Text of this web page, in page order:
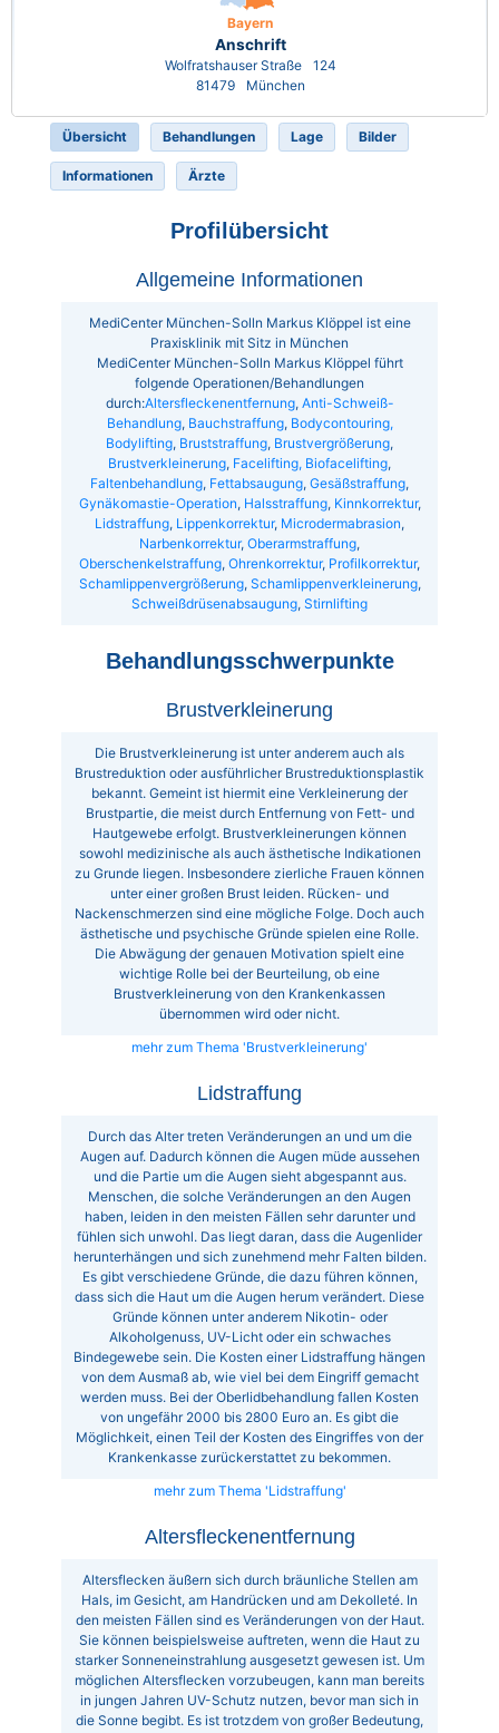
Bayern
Anschrift
Wolfratshauser Straße
124
81479
München
Übersicht Behandlungen Lage Bilder
Informationen Ärzte
Profilübersicht
Allgemeine Informationen
MediCenter München-Solln Markus Klöppel ist eine
Praxisklinik mit Sitz in München
MediCenter München-Solln Markus Klöppel führt
folgende Operationen/Behandlungen
durch:Altersfleckenentfernung, Anti-Schweiß-
Behandlung, Bauchstraffung, Bodycontouring,
Bodylifting, Bruststraffung, Brustvergrößerung,
Brustverkleinerung, Facelifting, Biofacelifting,
Faltenbehandlung, Fettabsaugung, Gesäßstraffung,
Gynäkomastie-Operation, Halsstraffung, Kinnkorrektur,
Lidstraffung, Lippenkorrektur, Microdermabrasion,
Narbenkorrektur, Oberarmstraffung,
Oberschenkelstraffung, Ohrenkorrektur, Profilkorrektur,
Schamlippenvergrößerung, Schamlippenverkleinerung,
Schweißdrüsenabsaugung, Stirnlifting
Behandlungsschwerpunkte
Brustverkleinerung
Die Brustverkleinerung ist unter anderem auch als
Brustreduktion oder ausführlicher Brustreduktionsplastik
bekannt. Gemeint ist hiermit eine Verkleinerung der
Brustpartie, die meist durch Entfernung von Fett- und
Hautgewebe erfolgt. Brustverkleinerungen können
sowohl medizinische als auch ästhetische Indikationen
zu Grunde liegen. Insbesondere zierliche Frauen können
unter einer großen Brust leiden. Rücken- und
Nackenschmerzen sind eine mögliche Folge. Doch auch
ästhetische und psychische Gründe spielen eine Rolle.
Die Abwägung der genauen Motivation spielt eine
wichtige Rolle bei der Beurteilung, ob eine
Brustverkleinerung von den Krankenkassen
übernommen wird oder nicht.
mehr zum Thema 'Brustverkleinerung'
Lidstraffung
Durch das Alter treten Veränderungen an und um die
Augen auf. Dadurch können die Augen müde aussehen
und die Partie um die Augen sieht abgespannt aus.
Menschen, die solche Veränderungen an den Augen
haben, leiden in den meisten Fällen sehr darunter und
fühlen sich unwohl. Das liegt daran, dass die Augenlider
herunterhängen und sich zunehmend mehr Falten bilden.
Es gibt verschiedene Gründe, die dazu führen können,
dass sich die Haut um die Augen herum verändert. Diese
Gründe können unter anderem Nikotin- oder
Alkoholgenuss, UV-Licht oder ein schwaches
Bindegewebe sein. Die Kosten einer Lidstraffung hängen
von dem Ausmaß ab, wie viel bei dem Eingriff gemacht
werden muss. Bei der Oberlidbehandlung fallen Kosten
von ungefähr 2000 bis 2800 Euro an. Es gibt die
Möglichkeit, einen Teil der Kosten des Eingriffes von der
Krankenkasse zurückerstattet zu bekommen.
mehr zum Thema 'Lidstraffung'
Altersfleckenentfernung
Altersflecken äußern sich durch bräunliche Stellen am
Hals, im Gesicht, am Handrücken und am Dekolleté. In
den meisten Fällen sind es Veränderungen von der Haut.
Sie können beispielsweise auftreten, wenn die Haut zu
starker Sonneneinstrahlung ausgesetzt gewesen ist. Um
möglichen Altersflecken vorzubeugen, kann man bereits
in jungen Jahren UV-Schutz nutzen, bevor man sich in
die Sonne begibt. Es ist trotzdem von großer Bedeutung,